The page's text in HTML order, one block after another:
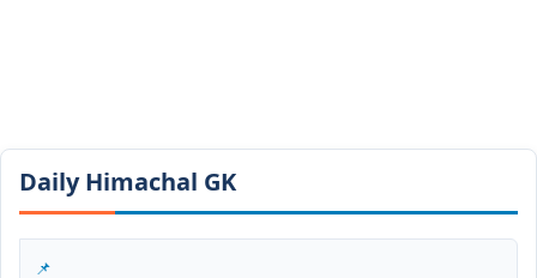
Daily Himachal GK​​